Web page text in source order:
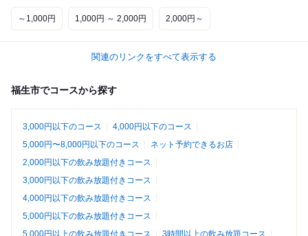
～1,000円 1,000円 ～ 2,000円 2,000円～
関連のリンクをすべて表示する
福生市でコースから探す
3,000円以下のコース
4,000円以下のコース
5,000円〜8,000円以下のコース
ネット予約できるお店
2,000円以下の飲み放題付きコース
3,000円以下の飲み放題付きコース
4,000円以下の飲み放題付きコース
5,000円以下の飲み放題付きコース